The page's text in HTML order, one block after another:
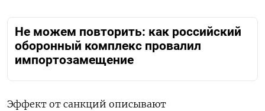
Не можем повторить: как российский
оборонный комплекс провалил
импортозамещение
Эффект от санкций описывают